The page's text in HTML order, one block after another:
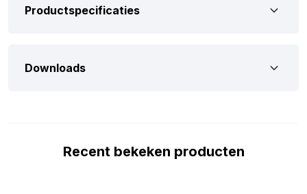
de LED lamp kan monteren op bijvoorbeeld je vrachtwagen,
zoekt. Hebben we hieronder een aantal eigenschappen van
de LED lamp gebruikt mag worden als achteruitrijlicht. Om het
Productspecificaties
Downloads
Recent bekeken producten